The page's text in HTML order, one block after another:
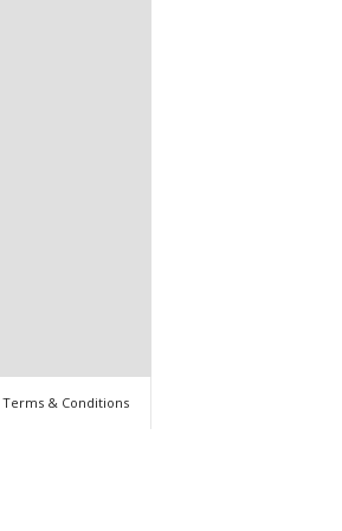
Terms & Conditions